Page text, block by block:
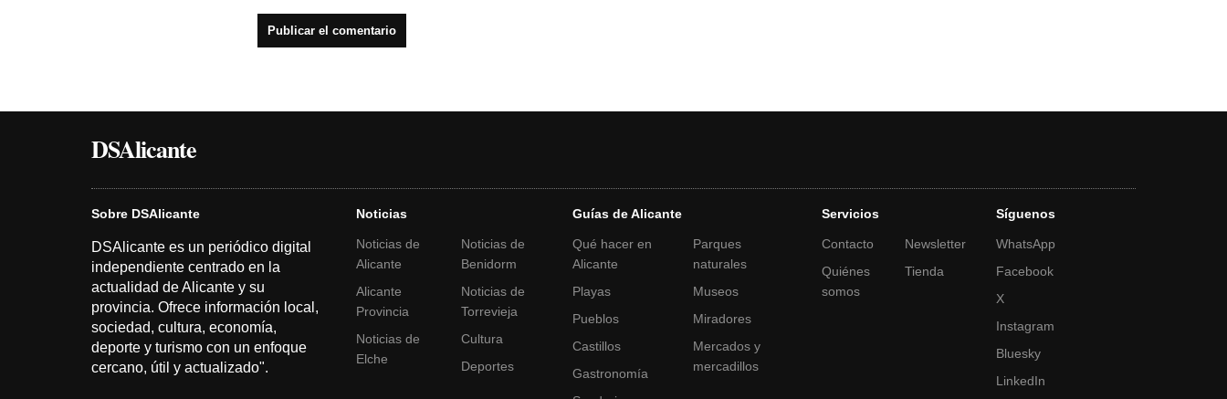
DSAlicante
Sobre DSAlicante
DSAlicante es un periódico digital
independiente centrado en la
actualidad de Alicante y su
provincia. Ofrece información local,
sociedad, cultura, economía,
deporte y turismo con un enfoque
cercano, útil y actualizado".
Noticias
Noticias de
Alicante
Alicante
Provincia
Noticias de
Elche
Noticias de
Benidorm
Noticias de
Torrevieja
Cultura
Deportes
Guías de Alicante
Qué hacer en
Alicante
Playas
Pueblos
Castillos
Gastronomía
Parques
naturales
Museos
Miradores
Mercados y
mercadillos
Servicios
Contacto
Quiénes
somos
Newsletter
Tienda
Síguenos
WhatsApp
Facebook
X
Instagram
Bluesky
LinkedIn